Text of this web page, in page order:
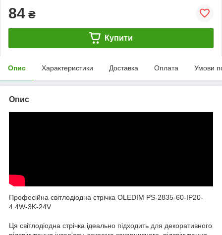
84 ₴
Купити
Опис Характеристики Доставка Оплата Умови
Опис
Професійна світлодіодна стрічка OLEDIM PS-2835-60-IP20-
4.4W-3K-24V
Ця світлодіодна стрічка ідеально підходить для декоративного